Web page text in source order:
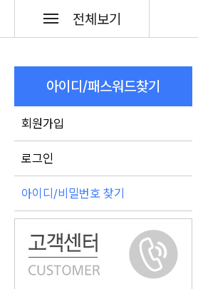
전체보기
아이디/패스워드찾기
회원가입
로그인
아이디/비밀번호 찾기